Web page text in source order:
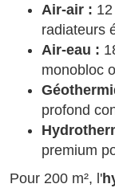
Air-air :
radiateurs
Air-eau :
monobloc
profond
premium
Pour 200 m², l'